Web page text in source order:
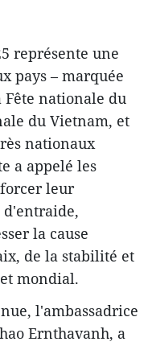
représente une
pays – marquée
nationale du
du Vietnam, et
nationaux
a appelé les
leur
la cause
de la stabilité et
mondial.
l'ambassadrice
Ernthavanh, a